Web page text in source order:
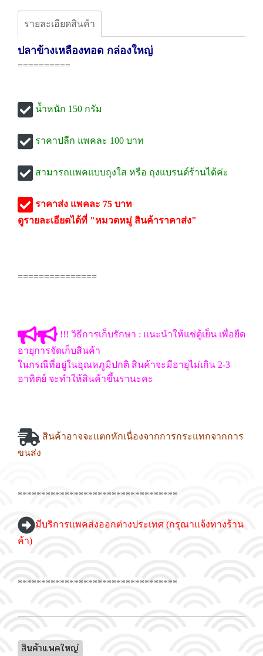
รายละเอียดสินค้า
ปลาข้างเหลืองทอด กล่องใหญ่
==========
น้ำหนัก 150 กรัม
ราคาปลีก แพคละ 100 บาท
สามารถแพคแบบถุงใส หรือ ถุงแบรนด์ร้านได้ค่ะ
ราคาส่ง แพคละ 75 บาท
ดูรายละเอียดได้ที่ "หมวดหมู่ สินค้าราคาส่ง"
===============
!!! วิธีการเก็บรักษา : แนะนำให้แช่ตู้เย็น เพื่อยืด
อายุการจัดเก็บสินค้า
ในกรณีที่อยู่ในอุณหภูมิปกติ สินค้าจะมีอายุไม่เกิน 2-3
อาทิตย์ จะทำให้สินค้าขึ้นรานะคะ
สินค้าอาจจะแตกหักเนื่องจากการกระแทกจากการ
ขนส่ง
**********************************
มีบริการแพคส่งออกต่างประเทศ (กรุณาแจ้งทางร้าน
ค้า)
**********************************
สินค้าแพคใหญ่